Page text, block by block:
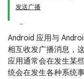
发送广播
Android 应用与
相互收发广播消息，
应用通常会在发生某
统会在发生各种系统